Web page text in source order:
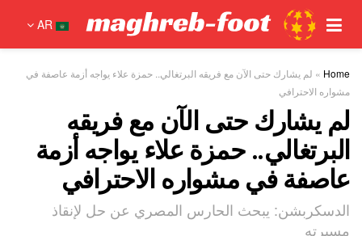
AR
Home
» لم يشارك حتى الآن مع فريقه البرتغالي.. حمزة علاء يواجه أزمة عاصفة في
مشواره الاحترافي
لم يشارك حتى الآن مع فريقه
البرتغالي.. حمزة علاء يواجه أزمة
عاصفة في مشواره الاحترافي
الدسكربشن: يبحث الحارس المصري عن حل لإنقاذ
مسيرته